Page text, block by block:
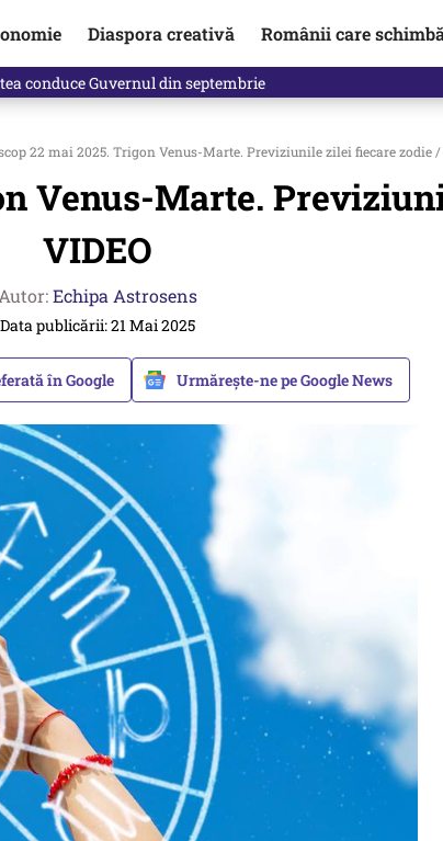
Diaspora creativă Românii care
Ucrainei a fost convocată la Ministerul de Externe.…
22 mai 2025. Trigon Venus-Marte. Previziunile zilei fiecare zodie /
Venus-Marte.
VIDEO
Autor:Echipa Astrosens
Data publicării: 21 Mai 2025
în Google Urmărește-ne pe Google News